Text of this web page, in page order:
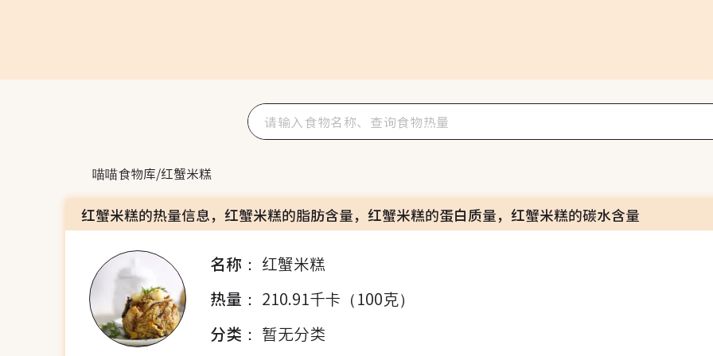
喵喵食物库/红蟹米糕
红蟹米糕的热量信息，红蟹米糕的脂肪含量，红蟹米糕的蛋白质量，红蟹米糕的碳水含量
名称： 红蟹米糕
热量： 210.91千卡（100克）
分类： 暂无分类